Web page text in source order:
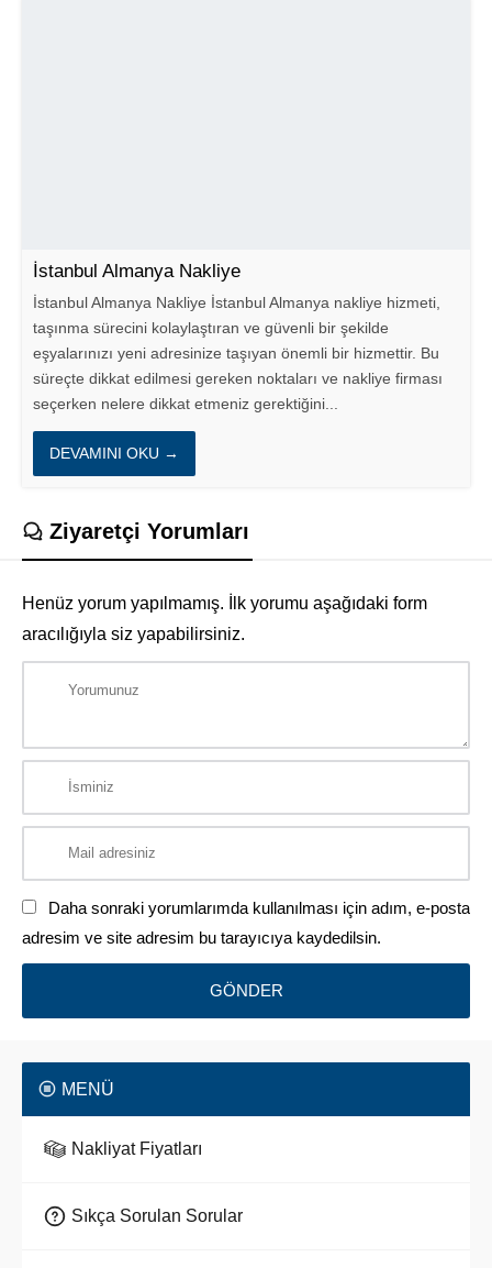
İstanbul Almanya Nakliye
İstanbul Almanya Nakliye İstanbul Almanya nakliye hizmeti,
taşınma sürecini kolaylaştıran ve güvenli bir şekilde
eşyalarınızı yeni adresinize taşıyan önemli bir hizmettir. Bu
süreçte dikkat edilmesi gereken noktaları ve nakliye firması
seçerken nelere dikkat etmeniz gerektiğini...
DEVAMINI OKU →
Ziyaretçi Yorumları
Henüz yorum yapılmamış. İlk yorumu aşağıdaki form
aracılığıyla siz yapabilirsiniz.
Daha sonraki yorumlarımda kullanılması için adım, e-posta
adresim ve site adresim bu tarayıcıya kaydedilsin.
MENÜ
Nakliyat Fiyatları
Sıkça Sorulan Sorular